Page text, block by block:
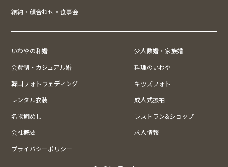
結納・顔合わせ・食事会
いわやの和婚
少人数婚・家族婚
会費制・カジュアル婚
料理のいわや
韓国フォトウェディング
キッズフォト
レンタル衣装
成人式振袖
名物鯛めし
レストラン&ショップ
会社概要
求人情報
プライバシーポリシー